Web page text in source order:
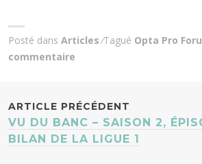
Posté dans Articles Tagué Opta Pro
commentaire
NAVIGATION
DES
ARTICLE PRÉCÉDENT
VU DU BANC – SAISON 2,
BILAN DE LA LIGUE 1